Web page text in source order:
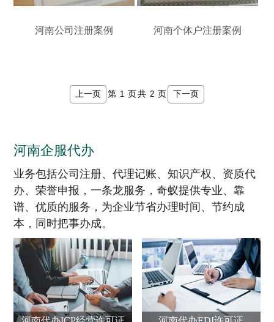
河南公司注册案例 河南个体户注册案例
上一页 第 页 共 页 下一页
河南企服代办
业务包括公司注册、代理记账、知识产权、资质代
办、荣誉申报，一条龙服务，奇蚁提供专业、靠
谱、优质的服务，为企业节省办理时间、节约成
本，同时把事办成。